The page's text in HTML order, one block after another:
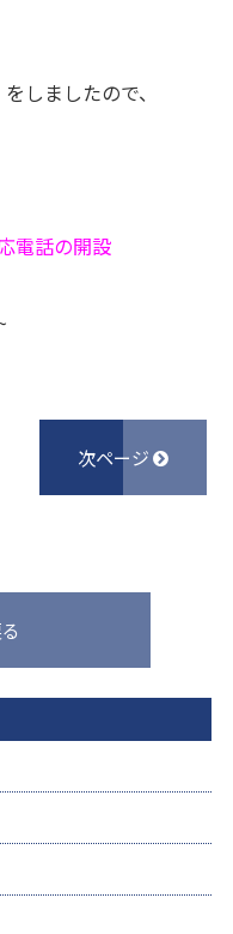
しましたので、
電話の開設
次ページ